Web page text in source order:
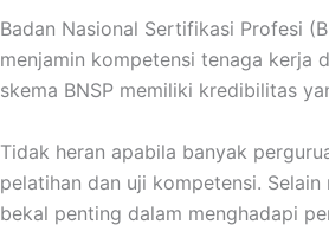
Badan Nasional Sertifikasi Profesi
menjamin kompetensi tenaga kerja
skema BNSP memiliki kredibilitas
Tidak heran apabila banyak
pelatihan dan uji kompetensi.
bekal penting dalam menghadapi